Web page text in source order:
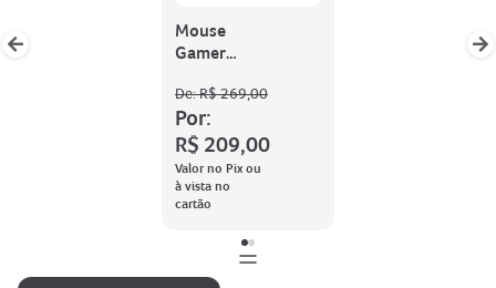
Mouse
Gamer
8000 DPI
De:R$ 269,00
Por:
R$ 209,00
Valor no Pix ou
à vista no
cartão